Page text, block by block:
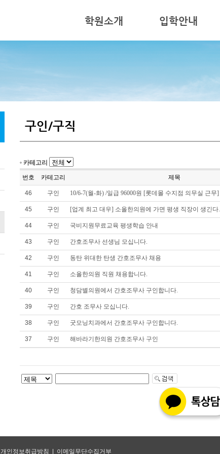
학원소개
오시는 길
입학안내
시험안내
취업
구인/구직
카테고리
번호 카테고리 제목
46 구인 10/6-7(월-화) /일급 96000원 [롯데몰 수지점 의무실 근무]
45 구인 [업계 최고 대우] 소올한의원에 가면 평생 직장이 생긴다.
44 구인 국비지원무료교육 평생학습 안내
43 구인 간호조무사 선생님 모십니다.
42 구인 동탄 위대한 탄생 간호조무사 채용
41 구인 소올한의원 직원 채용합니다.
40 구인 청담별의원에서 간호조무사 구인합니다.
39 구인 간호 조무사 모십니다.
38 구인 굿모닝치과에서 간호조무사 구인합니다.
37 구인 해바라기한의원 간호조무사 구인
개인정보취급방침 이메일무단수집거부